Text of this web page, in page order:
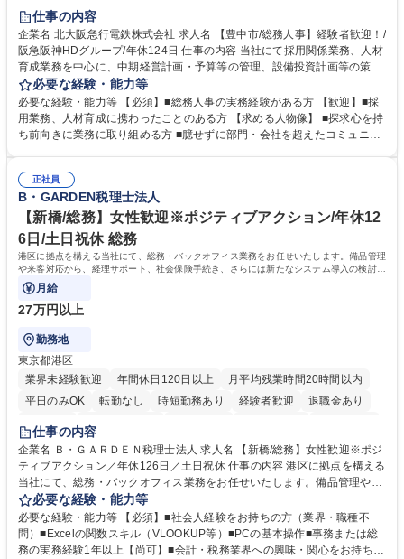
退職金あり
土日祝休み
服装自由 昼食補助あり 食事補助あり
仕事の内容
企業名 北大阪急行電鉄株式会社 求人名 【豊中市/総務人事】経験者歓迎！/
阪急阪神HDグループ/年休124日 仕事の内容 当社にて採用関係業務、人材
育成業務を中心に、中期経営計画・予算等の管理、設備投資計画等の策
定、さらに社内の重要会議の運営等、経営の根幹となる幅広い総務人事業
務全般を担当していただきます。 【主な業務内容】 ■採用関係業務および
人材育成(社員研修)業務の推進 ■中期経営計画および予算等の管理 ■設備
投資計画等の策定 ■社内の重要会議の運営 ■その他総務人事業務全般 【入
務人事】経験者歓迎！/阪急阪神HDグループ/年休124日
必要な経験・能力等
必要な経験・能力等 【必須】■総務人事の実務経験がある方 【歓迎】■採
用業務、人材育成に携わったことのある方 【求める人物像】 ■探求心を持
ち前向きに業務に取り組める方 ■臆せずに部門・会社を超えたコミュニケ
囲のメンバーと協調しつつ主体性を持って能動的に業務を推進できる方 学
歴・資格 学歴：大学院 大学 高専 短大 専修学校 高校 語学力： 資格：
正社員
B・GARDEN税理士法人
【新橋/総務】女性歓迎※ポジティブアクション/年休12
6日/土日祝休 総務
港区に拠点を構える当社にて、総務・バックオフィス業務をお任せいたします。備品管理
や来客対応から、経理サポート、社会保険手続き、さらには新たなシステム導入の検討ま
で、幅広く組織を支える役割です。
月給
27万円以上
勤務地
東京都港区
業界未経験歓迎
年間休日120日以上
月平均残業時間20時間以内
平日のみOK
転勤なし 時短勤務あり 経験者歓迎
退職金あり
賞与あり
完全週休2日制
服装自由
仕事の内容
企業名 Ｂ・ＧＡＲＤＥＮ税理士法人 求人名 【新橋/総務】女性歓迎※ポジ
ティブアクション／年休126日／土日祝休 仕事の内容 港区に拠点を構える
当社にて、総務・バックオフィス業務をお任せいたします。備品管理や来
客対応から、経理サポート、社会保険手続き、さらには新たなシステム導
入の検討まで、幅広く組織を支える役割です。 ■備品発注・在庫管理、郵
送物対応、電話・来客対応 ■金融機関への外出業務（入出金管理補助）、
福利厚生・社内イベントの運営管理 ■社内ルールの整備、職場環境の改善
必要な経験・能力等
必要な経験・能力等 【必須】■社会人経験をお持ちの方（業界・職種不
問）■Excelの関数スキル（VLOOKUP等）■PCの基本操作■事務または総
務の実務経験1年以上【尚可】■会計・税務業界への興味・関心をお持ちの